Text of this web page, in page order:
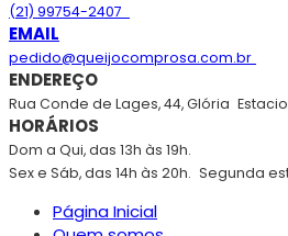
(21) 99754-2407
EMAIL
pedido@queijocomprosa.com.br
ENDEREÇO
Rua Conde de Lages, 44, Glória
HORÁRIOS
Dom a Qui, das 13h às 19h.
Sex e Sáb, das 14h às 20h. Segunda
Página Inicial